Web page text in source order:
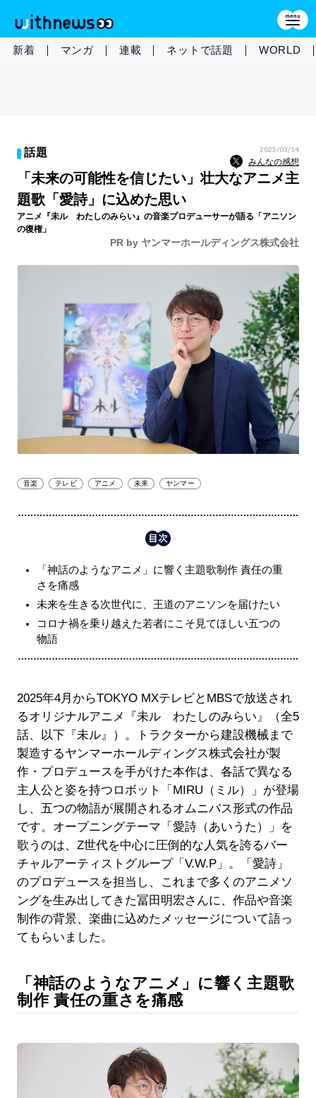
新着 マンガ 連載 ネットで話題 WORLD
話題 2025/03/14
みんなの感想
「未来の可能性を信じたい」壮大なアニメ主
題歌「愛詩」に込めた思い
アニメ『未ル わたしのみらい』の音楽プロデューサーが語る「アニソン
の復権」
PR by ヤンマーホールディングス株式会社
音楽 テレビ アニメ 未来 ヤンマー
「神話のようなアニメ」に響く主題歌制作 責任の重
さを痛感
未来を生きる次世代に、王道のアニソンを届けたい
コロナ禍を乗り越えた若者にこそ見てほしい五つの
物語
2025年4月からTOKYO MXテレビとMBSで放送され
るオリジナルアニメ『未ル わたしのみらい』（全5
話、以下『未ル』）。トラクターから建設機械まで
製造するヤンマーホールディングス株式会社が製
作・プロデュースを手がけた本作は、各話で異なる
主人公と姿を持つロボット「MIRU（ミル）」が登場
し、五つの物語が展開されるオムニバス形式の作品
です。オープニングテーマ「愛詩（あいうた）」を
歌うのは、Z世代を中心に圧倒的な人気を誇るバー
チャルアーティストグループ「V.W.P」。「愛詩」
のプロデュースを担当し、これまで多くのアニメソ
ングを生み出してきた冨田明宏さんに、作品や音楽
制作の背景、楽曲に込めたメッセージについて語っ
てもらいました。
「神話のようなアニメ」に響く主題歌
制作 責任の重さを痛感